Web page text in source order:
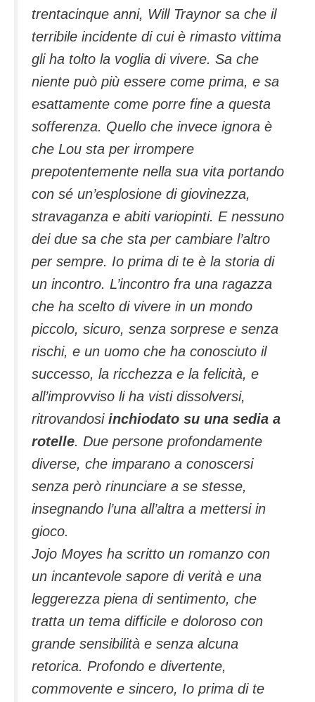
trentacinque anni, Will Traynor sa che il
terribile incidente di cui è rimasto vittima
gli ha tolto la voglia di vivere. Sa che
niente può più essere come prima, e sa
esattamente come porre fine a questa
sofferenza. Quello che invece ignora è
che Lou sta per irrompere
prepotentemente nella sua vita portando
con sé un’esplosione di giovinezza,
stravaganza e abiti variopinti. E nessuno
dei due sa che sta per cambiare l’altro
per sempre. Io prima di te è la storia di
un incontro. L’incontro fra una ragazza
che ha scelto di vivere in un mondo
piccolo, sicuro, senza sorprese e senza
rischi, e un uomo che ha conosciuto il
successo, la ricchezza e la felicità, e
all’improvviso li ha visti dissolversi,
ritrovandosi inchiodato su una sedia a
rotelle. Due persone profondamente
diverse, che imparano a conoscersi
senza però rinunciare a se stesse,
insegnando l’una all’altra a mettersi in
gioco.
Jojo Moyes ha scritto un romanzo con
un incantevole sapore di verità e una
leggerezza piena di sentimento, che
tratta un tema difficile e doloroso con
grande sensibilità e senza alcuna
retorica. Profondo e divertente,
commovente e sincero, Io prima di te